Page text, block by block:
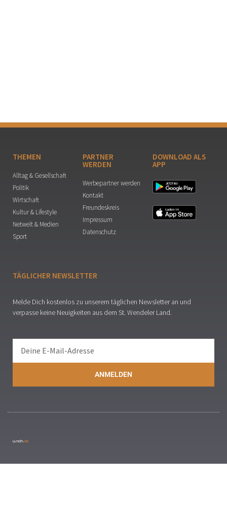
THEMEN
Alltag & Gesellschaft
Politik
Wirtschaft
Kultur & Lifestyle
Netwelt & Medien
Sport
PARTNER
WERDEN
Werbepartner werden
Kontakt
Freundeskreis
Impressum
Datenschutz
DOWNLOAD ALS
APP
TÄGLICHER NEWSLETTER
Melde Dich kostenlos zu unserem täglichen Newsletter an und
verpasse keine Neuigkeiten aus dem St. Wendeler Land.
ANMELDEN